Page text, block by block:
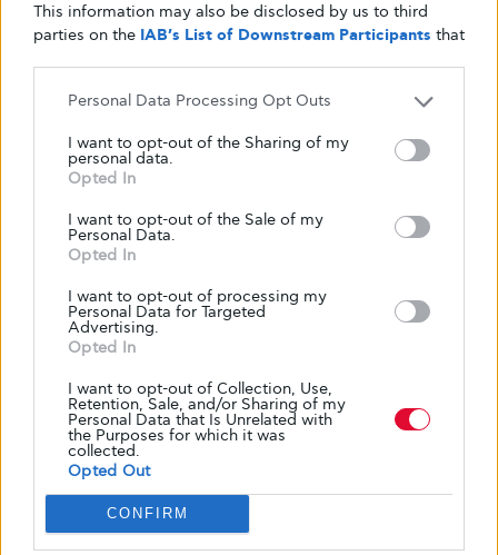
This information may also be disclosed by us to third
parties on the IAB’s List of Downstream Participants that
Personal Data Processing Opt Outs
I want to opt-out of the Sharing of my
personal data.
Opted In
I want to opt-out of the Sale of my
Personal Data.
Opted In
I want to opt-out of processing my
Personal Data for Targeted
Advertising.
Opted In
I want to opt-out of Collection, Use,
Retention, Sale, and/or Sharing of my
Personal Data that Is Unrelated with
the Purposes for which it was
collected.
Opted Out
CONFIRM